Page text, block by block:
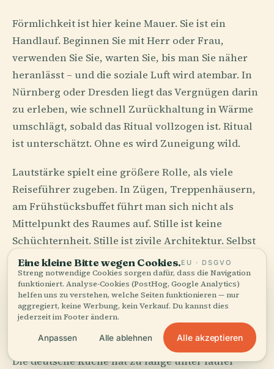
Förmlichkeit ist hier keine Mauer. Sie ist ein
Handlauf. Beginnen Sie mit Herr oder Frau,
verwenden Sie Sie, warten Sie, bis man Sie näher
heranlässt – und die soziale Luft wird atembar. In
Nürnberg oder Dresden liegt das Vergnügen darin
zu erleben, wie schnell Zurückhaltung in Wärme
umschlägt, sobald das Ritual vollzogen ist. Ritual
ist unterschätzt. Ohne es wird Zuneigung wild.
Lautstärke spielt eine größere Rolle, als viele
Reiseführer zugeben. In Zügen, Treppenhäusern,
am Frühstücksbuffet führt man sich nicht als
Mittelpunkt des Raumes auf. Stille ist keine
Schüchternheit. Stille ist zivile Architektur. Selbst
das Anstehen hat einen moralischen Unterton, als
wäre Ordnung kein Gehorsam, sondern ein
bescheidenes Geschenk an den Nächsten.
Salz, Rauch, Brot, Gnade
Die deutsche Küche hat zu lange unter fauler
Eine kleine Bitte wegen Cookies.EU · DSGVO
Streng notwendige Cookies sorgen dafür, dass die Navigation
funktioniert. Analyse-Cookies (PostHog, Google Analytics)
helfen uns zu verstehen, welche Seiten funktionieren — nur
aggregiert, keine Werbung, kein Verkauf. Du kannst dies
jederzeit im Footer ändern.
Anpassen Alle ablehnen Alle akzeptieren